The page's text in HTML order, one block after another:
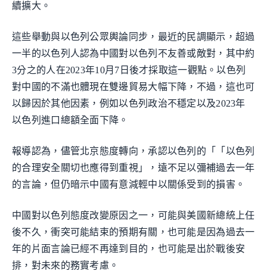
續擴大。
這些舉動與以色列公眾輿論同步，最近的民調顯示，超過
一半的以色列人認為中國對以色列不友善或敵對，其中約
3分之的人在2023年10月7日後才採取這一觀點。以色列
對中國的不滿也體現在雙邊貿易大幅下降，不過，這也可
以歸因於其他因素，例如以色列政治不穩定以及2023年
以色列進口總額全面下降。
報導認為，儘管北京態度轉向，承認以色列的「「以色列
的合理安全關切也應得到重視」，遠不足以彌補過去一年
的言論，但仍暗示中國有意減輕中以關係受到的損害。
中國對以色列態度改變原因之一，可能與美國新總統上任
後不久，衝突可能結束的預期有關，也可能是因為過去一
年的片面言論已經不再達到目的，也可能是出於戰後安
排，對未來的務實考慮。